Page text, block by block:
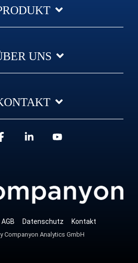
UNS
AGB Datenschutz Kontakt
Companyon Analytics GmbH
FacebookLinkedin